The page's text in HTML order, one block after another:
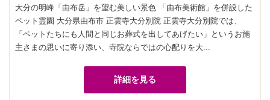
大分の明峰「由布岳」を望む美しい景色 「由布美術館」を併設した
ペット霊園 大分県由布市 正雲寺大分別院 正雲寺大分別院では、
「ペットたちにも人間と同じお葬式を出してあげたい」というお施
主さまの思いに寄り添い、寺院ならではの心配りを大...
詳細を見る